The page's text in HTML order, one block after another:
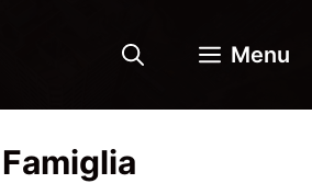
Menu